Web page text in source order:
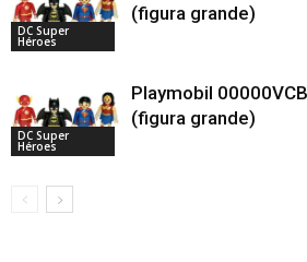
DC Super
Héroes
(figura grande)
DC Super
Héroes
Playmobil
(figura grande)